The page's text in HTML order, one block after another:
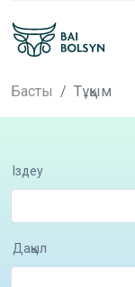
Басты Тұқым
Іздеу
Дақыл